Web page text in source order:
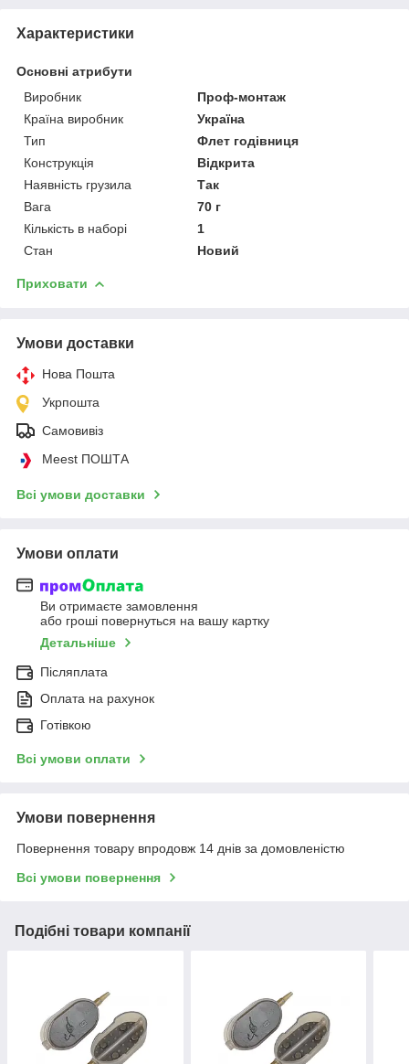
Характеристики
Основні атрибути
Виробник
Проф-монтаж
Країна виробник
Україна
Тип
Флет годівниця
Конструкція
Відкрита
Наявність грузила
Так
Вага
70 г
Кількість в наборі
1
Стан
Новий
Приховати
Умови доставки
Нова Пошта
Укрпошта
Самовивіз
Meest ПОШТА
Всі умови доставки
Умови оплати
Ви отримаєте замовлення
або гроші повернуться на вашу картку
Детальніше
Післяплата
Оплата на рахунок
Готівкою
Всі умови оплати
Умови повернення
Повернення товару впродовж 14 днів за домовленістю
Всі умови повернення
Подібні товари компанії